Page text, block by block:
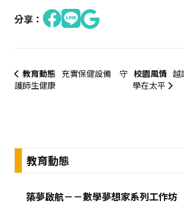
分享：
教育動態 充實保健設備 守
護師生健康
校園風情 越
學在太平
:::教育動態
築夢啟航－－數學夢想家系列工作坊